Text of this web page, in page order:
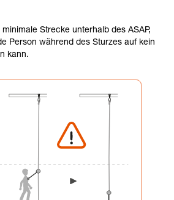
Zusatzinformationen
können, müssen Sie zuerst die in
enthaltenen
dieser Techniken setzt eine
Ausbildung und ein spezielles
Prüfen Sie zusammen mit
sicher zu wiederholen, bevor
durchführen.
Techniken. Möglicherweise gibt es
Techniken, die hier nicht
werden.
Strecke unterhalb des ASAP,
Person während des Sturzes auf kein
kann.